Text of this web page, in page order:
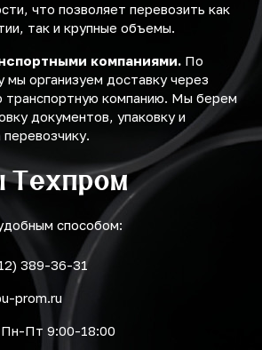
что позволяет перевозить как
так и крупные объемы.
компаниями. По
мы организуем доставку через
транспортную компанию. Мы берем
документов, упаковку и
Техпром
способом:
389-36-31
prom.ru
Пт 9:00-18:00